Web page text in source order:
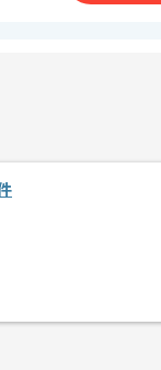
ことができます。
技術を積極的に導入